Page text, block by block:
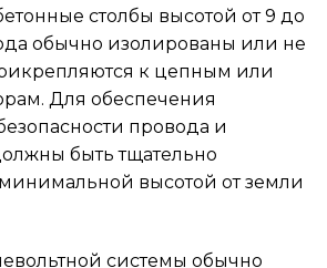
столбы высотой от 9 до
обычно изолированы или не
к цепным или
Для обеспечения
провода и
быть тщательно
высотой от земли
системы обычно